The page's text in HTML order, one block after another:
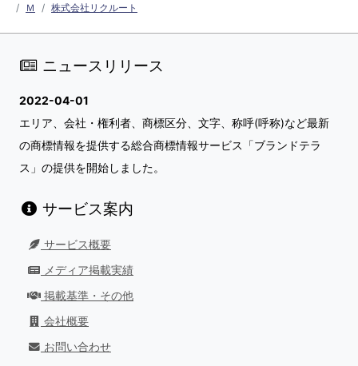
Ｍ
株式会社リクルート
ニュースリリース
2022-04-01
エリア、会社・権利者、商標区分、文字、称呼(呼称)など最新
の商標情報を提供する総合商標情報サービス「ブランドテラ
ス」の提供を開始しました。
サービス案内
サービス概要
メディア掲載実績
掲載基準・その他
会社概要
お問い合わせ